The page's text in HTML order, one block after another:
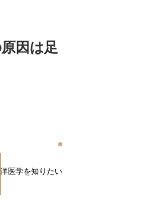
因は足
医学を知りたい